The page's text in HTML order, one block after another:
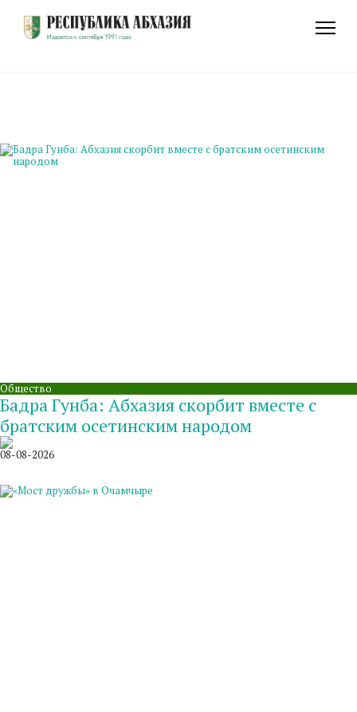
Общество
Бадра Гунба: Абхазия скорбит вместе с
братским осетинским народом
08-08-2026